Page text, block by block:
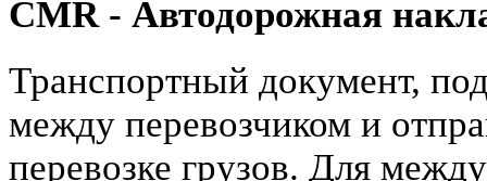
CMR - Автодорожная
Транспортный документ,
между перевозчиком и
перевозке грузов. Для